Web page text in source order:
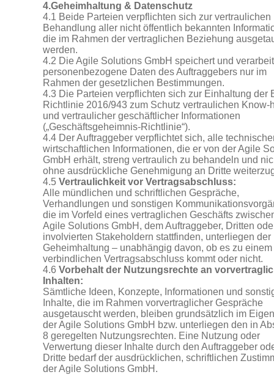
4.Geheimhaltung & Datenschutz
4.1 Beide Parteien verpflichten sich zur vertraulichen
Behandlung aller nicht öffentlich bekannten
die im Rahmen der vertraglichen Beziehung
werden.
4.2 Die Agile Solutions GmbH speichert und
personenbezogene Daten des Auftraggebers nur im
Rahmen der gesetzlichen Bestimmungen.
4.3 Die Parteien verpflichten sich zur Einhaltung der
Richtlinie 2016/943 zum Schutz vertraulichen Know-
und vertraulicher geschäftlicher Informationen
(„Geschäftsgeheimnis-Richtlinie“).
4.4 Der Auftraggeber verpflichtet sich, alle
wirtschaftlichen Informationen, die er von der Agile
GmbH erhält, streng vertraulich zu behandeln und
ohne ausdrückliche Genehmigung an Dritte
4.5 Vertraulichkeit vor Vertragsabschluss:
Alle mündlichen und schriftlichen Gespräche,
Verhandlungen und sonstigen
die im Vorfeld eines vertraglichen Geschäfts
Agile Solutions GmbH, dem Auftraggeber, Dritten
involvierten Stakeholdern stattfinden, unterliegen der
Geheimhaltung – unabhängig davon, ob es zu einem
verbindlichen Vertragsabschluss kommt oder nicht.
4.6 Vorbehalt der Nutzungsrechte an
Inhalten:
Sämtliche Ideen, Konzepte, Informationen und
Inhalte, die im Rahmen vorvertraglicher Gespräche
ausgetauscht werden, bleiben grundsätzlich im
der Agile Solutions GmbH bzw. unterliegen den in
8 geregelten Nutzungsrechten. Eine Nutzung oder
Verwertung dieser Inhalte durch den Auftraggeber
Dritte bedarf der ausdrücklichen, schriftlichen
der Agile Solutions GmbH.